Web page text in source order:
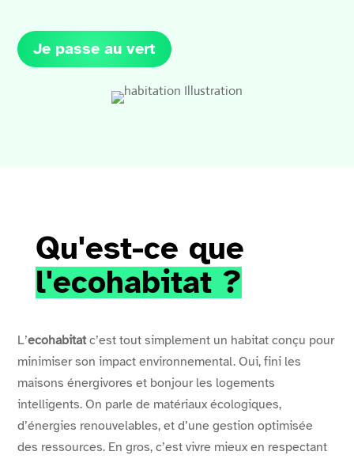
Je passe au vert
Qu'est-ce que
l'ecohabitat ?
L’ecohabitatc’est tout simplement un habitat conçu pour
minimiser son impact environnemental. Oui, fini les
maisons énergivores et bonjour les logements
intelligents. On parle de matériaux écologiques,
d’énergies renouvelables, et d’une gestion optimisée
des ressources. En gros, c’est vivre mieux en respectant